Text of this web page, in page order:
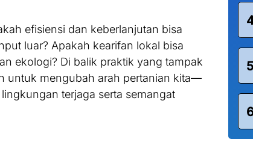
efisiensi dan keberlanjutan bisa
luar? Apakah kearifan lokal bisa
ekologi? Di balik praktik yang tampak
untuk mengubah arah pertanian kita—
terjaga serta semangat
5